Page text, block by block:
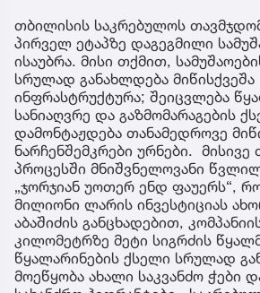
თბილისის საკრებულოს
პირველ ეტაპზე დაგეგმილი
ისაუბრა. მისი თქმით,
სრულად განახლდება მიწისქვეშა
ინფრასტრუქტურა; შეიცვლება
სანიაღვრე და გაზმომარაგების
დამონტაჟდება თანამედროვე
ნარჩენშემკრები ურნები. მისივე
პროცესში მნიშვნელოვანი
„ჯორჯიან უოთერ ენდ ფაუერს“,
მილიონი ლარის ინვესტიციას
აბაშიძის განცხადებით,
კილომეტრზე მეტი სიგრძის
წყალარინების ქსელი სრულად
მოეწყობა ახალი საკვანძო ჭები